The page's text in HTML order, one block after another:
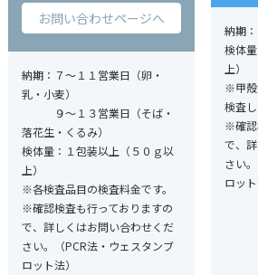
お問い合わせページへ
納期：７～１１営業日（卵・
乳・小麦）
９～１３営業日（そば・
落花生・くるみ）
検体量：１包装以上（５０ｇ以
上）
※各検査品目の検査料金です。
※確認検査も行っておりますの
で、詳しくはお問い合わせくだ
さい。（PCR法・ウェスタンブ
ロット法）
納期
検体
上）
※甲殻
検査し
※確認
で、
さい
ロット